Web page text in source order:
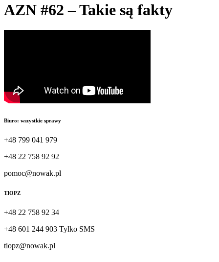
AZN #62 – Takie są fakty
Biuro: wszystkie sprawy
+48 799 041 979
+48 22 758 92 92
pomoc@nowak.pl
TIOPZ
+48 22 758 92 34
+48 601 244 903 Tylko SMS
tiopz@nowak.pl